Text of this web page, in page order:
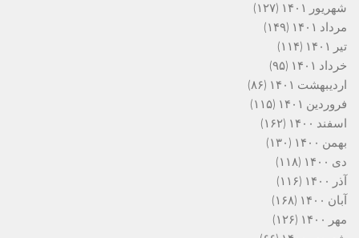
شهریور ۱۴۰۱
(۱۲۷)
مرداد ۱۴۰۱
(۱۴۹)
تیر ۱۴۰۱
(۱۱۴)
خرداد ۱۴۰۱
(۹۵)
اردیبهشت ۱۴۰۱
(۸۶)
فروردین ۱۴۰۱
(۱۱۵)
اسفند ۱۴۰۰
(۱۶۲)
بهمن ۱۴۰۰
(۱۳۰)
دی ۱۴۰۰
(۱۱۸)
آذر ۱۴۰۰
(۱۱۶)
آبان ۱۴۰۰
(۱۶۸)
مهر ۱۴۰۰
(۱۲۶)